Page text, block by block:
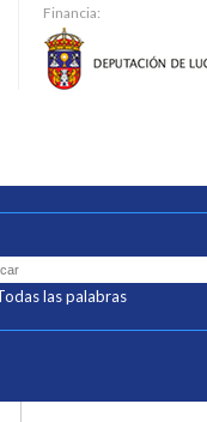
Financia:
las palabras